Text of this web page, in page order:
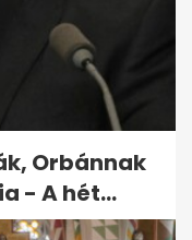
Orbánnak
- A hét...